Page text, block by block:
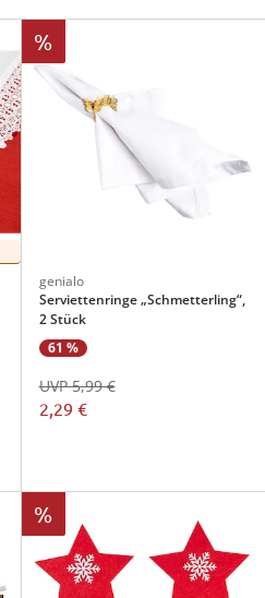
%
genialo
Serviettenringe „Schmetterling“,
2 Stück
61 %
2,29 €
UVP 5,99 €
%